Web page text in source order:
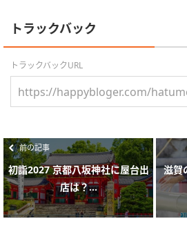
トラックバック
トラックバックURL
前の記事
初詣2027 京都八坂神社に屋台出
店は？...
滋賀